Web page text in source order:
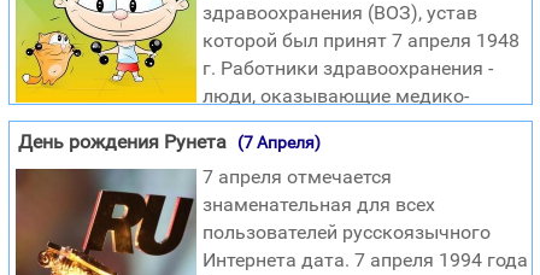
Мария, ибо Ты обрела благодать у Бога; и вот, зачнешь
во чреве, и родишь Сына, и наречешь Ему имя: Иисус. Он
будет велик и наречет
здравоохранения (ВОЗ), устав
которой был принят 7 апреля 1948
г. Работники здравоохранения -
люди, оказывающие медико-
санитарную помощь тем, кто в ней нуждается, находятся
в центре системы здравоохранения. Однако во всем
мире кадры здравоохранения переживают кризис, от
которого не застрахована ни одна страна. Результаты
очевидны: это - клиники без медицинского персонала,
больницы, которые не могут привлечь или удержать
День рождения Рунета (7 Апреля)
7 апреля отмечается
знаменательная для всех
пользователей русскоязычного
Интернета дата. 7 апреля 1994 года